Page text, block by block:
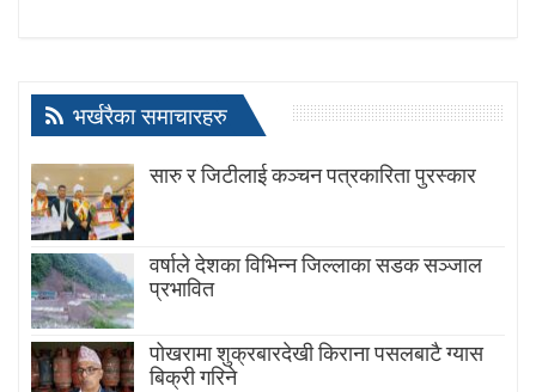
भर्खरैका समाचारहरु
सारु र जिटीलाई कञ्चन पत्रकारिता पुरस्कार
वर्षाले देशका विभिन्न जिल्लाका सडक सञ्जाल
प्रभावित
पोखरामा शुक्रबारदेखी किराना पसलबाटै ग्यास
बिक्री गरिने